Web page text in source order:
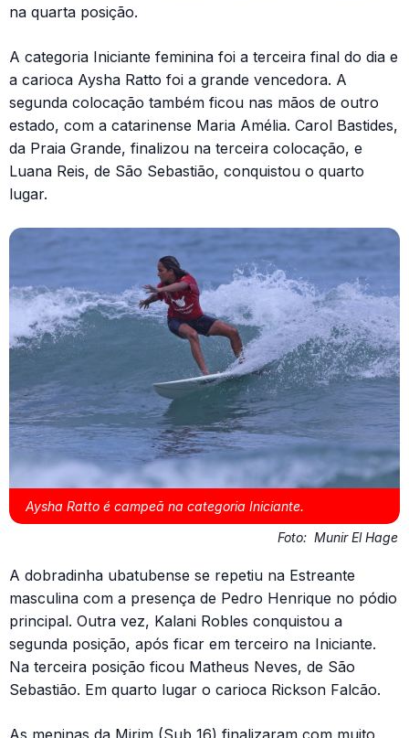
na quarta posição.
A categoria Iniciante feminina foi a terceira final do dia e
a carioca Aysha Ratto foi a grande vencedora. A
segunda colocação também ficou nas mãos de outro
estado, com a catarinense Maria Amélia. Carol Bastides,
da Praia Grande, finalizou na terceira colocação, e
Luana Reis, de São Sebastião, conquistou o quarto
lugar.
Aysha Ratto é campeã na categoria Iniciante.
Foto: Munir El Hage
A dobradinha ubatubense se repetiu na Estreante
masculina com a presença de Pedro Henrique no pódio
principal. Outra vez, Kalani Robles conquistou a
segunda posição, após ficar em terceiro na Iniciante.
Na terceira posição ficou Matheus Neves, de São
Sebastião. Em quarto lugar o carioca Rickson Falcão.